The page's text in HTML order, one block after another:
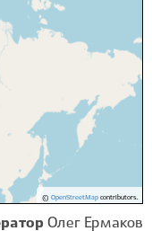
© OpenStreetMapcontributors.
Олег Ермаков